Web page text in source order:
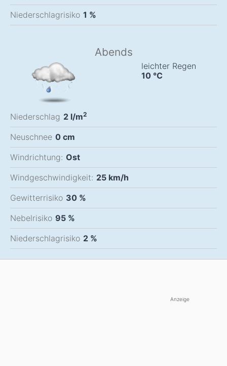
Niederschlagrisiko 1 %
Abends
leichter Regen
10 °C
Niederschlag 2 l/m2
Neuschnee 0 cm
Windrichtung: Ost
Windgeschwindigkeit: 25 km/h
Gewitterrisiko 30 %
Nebelrisiko 95 %
Niederschlagrisiko 2 %
Anzeige